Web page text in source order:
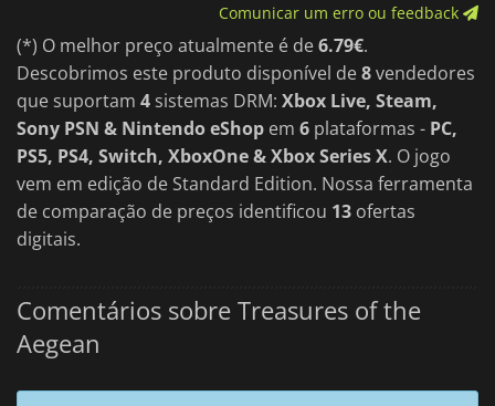
Comunicar um erro ou feedback
(*) O melhor preço atualmente é de6.79€.
Descobrimos este produto disponível de8vendedores
que suportam 4 sistemas DRM: Xbox Live, Steam,
Sony PSN & Nintendo eShop em 6 plataformas - PC,
PS5, PS4, Switch, XboxOne & Xbox Series X. O jogo
vem em edição de Standard Edition. Nossa ferramenta
de comparação de preços identificou 13 ofertas
digitais.
Comentários sobre Treasures of the
Aegean